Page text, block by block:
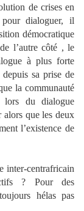
de crises en
dialoguer, il
démocratique
l’autre côté , le
à plus forte
sa prise de
la communauté
du dialogue
que les deux
l’existence de
inter-centrafricain
? Pour des
hélas pas